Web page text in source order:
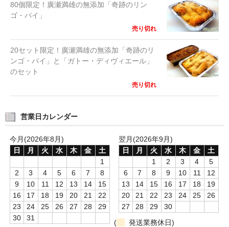
80個限定！廣瀬満雄の無添加「奇跡のリン
ゴ・パイ」
売り切れ
20セット限定！廣瀬満雄の無添加「奇跡のリ
ンゴ・パイ」と「ガトー・ディヴィエール」
のセット
売り切れ
営業日カレンダー
今月(2026年8月)
日
月 火 水 木 金
土
1
2
3 4 5 6 7
8
9
10 11 12 13 14
15
16
17 18 19 20 21
22
23
24 25 26 27 28
29
30
31
翌月(2026年9月)
日
月 火 水 木 金
土
1
2 3 4
5
6
7 8 9 10 11
12
13
14 15 16 17 18
19
20
21 22 23 24 25
26
27
28 29
30
(
発送業務休日)